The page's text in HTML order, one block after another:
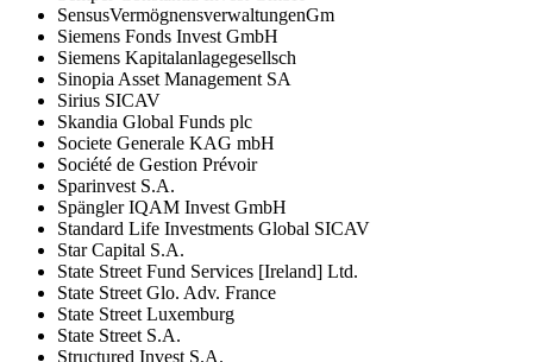
SensusVermögnensverwaltungenGm
Siemens Fonds Invest GmbH
Siemens Kapitalanlagegesellsch
Sinopia Asset Management SA
Sirius SICAV
Skandia Global Funds plc
Societe Generale KAG mbH
Société de Gestion Prévoir
Sparinvest S.A.
Spängler IQAM Invest GmbH
Standard Life Investments Global SICAV
Star Capital S.A.
State Street Fund Services [Ireland] Ltd.
State Street Glo. Adv. France
State Street Luxemburg
State Street S.A.
Structured Invest S.A.